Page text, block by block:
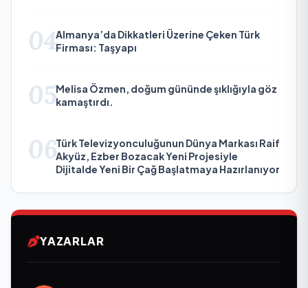
04Almanya’da Dikkatleri Üzerine Çeken Türk
Firması: Taşyapı
05Melisa Özmen, doğum gününde şıklığıyla göz
kamaştırdı.
06Türk Televizyonculuğunun Dünya Markası Raif
Akyüz, Ezber Bozacak Yeni Projesiyle
Dijitalde Yeni Bir Çağ Başlatmaya Hazırlanıyor
YAZARLAR